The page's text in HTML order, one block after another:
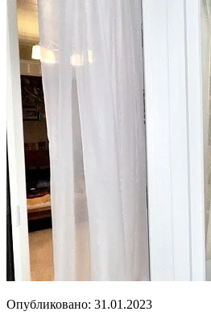
Опубликовано: 31.01.2023